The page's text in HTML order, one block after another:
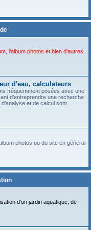
l'album photos et bien d'autres
d'eau, calculateurs
fréquemment posées avec une
d'entreprendre une recherche
et de calcul sont
photos ou du site en général
d'un jardin aquatique, de